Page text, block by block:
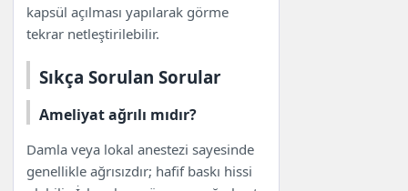
kapsül açılması yapılarak görme
tekrar netleştirilebilir.
Sıkça Sorulan Sorular
Ameliyat ağrılı mıdır?
Damla veya lokal anestezi sayesinde
genellikle ağrısızdır; hafif baskı hissi